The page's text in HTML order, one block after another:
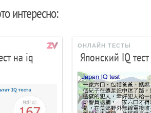
интересно:
на iq
ОНЛАЙН ТЕСТЫ
Японский IQ